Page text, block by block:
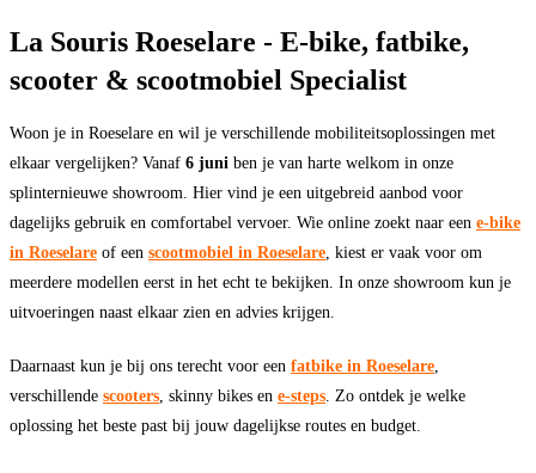
La Souris Roeselare - E-bike, fatbike,
scooter & scootmobiel Specialist
Woon je in Roeselare en wil je verschillende mobiliteitsoplossingen met
elkaar vergelijken? Vanaf 6 juni ben je van harte welkom in onze
splinternieuwe showroom. Hier vind je een uitgebreid aanbod voor
dagelijks gebruik en comfortabel vervoer. Wie online zoekt naar een e-bike
in Roeselare of een scootmobiel in Roeselare , kiest er vaak voor om
meerdere modellen eerst in het echt te bekijken. In onze showroom kun je
uitvoeringen naast elkaar zien en advies krijgen.
Daarnaast kun je bij ons terecht voor een fatbike in Roeselare
verschillende scooters , skinny bikes en e-steps . Zo ontdek je welke
oplossing het beste past bij jouw dagelijkse routes en budget.